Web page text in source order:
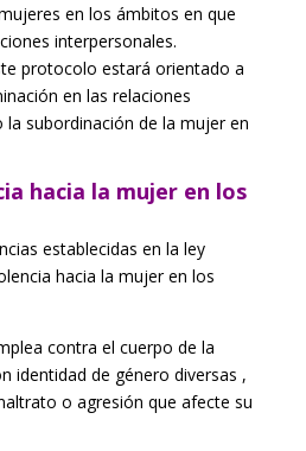
en los ámbitos en que
interpersonales.
protocolo estará orientado a
en las relaciones
la subordinación de la mujer en
hacia la mujer en los
establecidas en la ley
hacia la mujer en los
contra el cuerpo de la
identidad de género diversas ,
o agresión que afecte su